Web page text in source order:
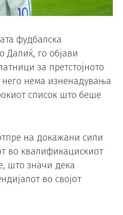
фудбалска
Далиќ, го објави
за претстојното
него нема изненадувања
список што беше
на докажани сили
во квалификацискиот
што значи дека
во својот